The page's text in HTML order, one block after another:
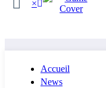
×
Accueil
News